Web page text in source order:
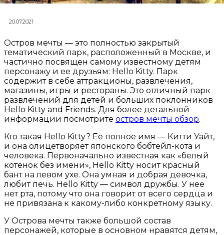
20.07.2021
Остров мечты — это полностью закрытый
тематический парк, расположенный в Москве, и
частично посвящен самому известному детям
персонажу и ее друзьям: Hello Kitty. Парк
содержит в себе аттракционы, развлечения,
магазины, игры и рестораны. Это отличный парк
развлечений для детей и больших поклонников
Hello Kitty and Friends. Для более детальной
информации посмотрите остров мечты обзор.
Кто такая Hello Kitty? Ее полное имя — Китти Уайт,
и она олицетворяет японского бобтейл-кота и
человека. Первоначально известная как «белый
котенок без имени», Hello Kitty носит красный
бант на левом ухе. Она умная и добрая девочка,
любит печь. Hello Kitty — символ дружбы. У нее
нет рта, потому что она говорит от всего сердца и
не привязана к какому-либо конкретному языку.
У Острова мечты также большой состав
персонажей, которые в основном нравятся детям,